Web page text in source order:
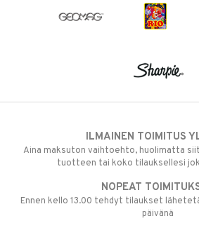
ILMAINEN TOIMITUS
Aina maksuton vaihtoehto, huolimatta
tuotteen tai koko tilauksellesi
NOPEAT
Ennen kello 13.00 tehdyt tilaukset
päivänä